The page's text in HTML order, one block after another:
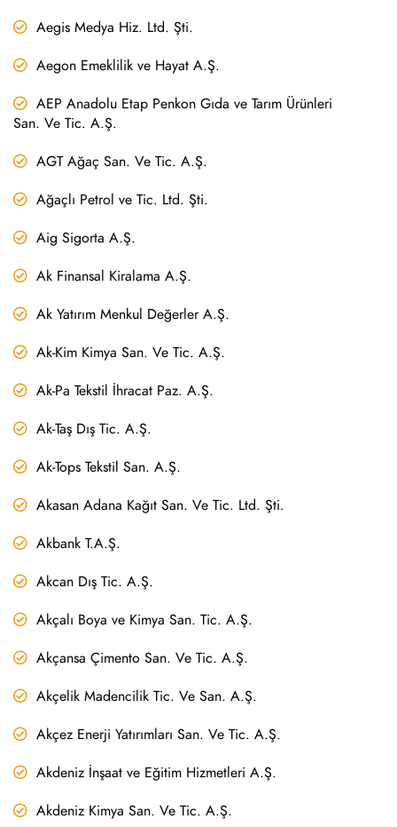
Aegis Medya Hiz. Ltd. Şti.
Aegon Emeklilik ve Hayat A.Ş.
AEP Anadolu Etap Penkon Gıda ve Tarım Ürünleri
San. Ve Tic. A.Ş.
AGT Ağaç San. Ve Tic. A.Ş.
Ağaçlı Petrol ve Tic. Ltd. Şti.
Aig Sigorta A.Ş.
Ak Finansal Kiralama A.Ş.
Ak Yatırım Menkul Değerler A.Ş.
Ak-Kim Kimya San. Ve Tic. A.Ş.
Ak-Pa Tekstil İhracat Paz. A.Ş.
Ak-Taş Dış Tic. A.Ş.
Ak-Tops Tekstil San. A.Ş.
Akasan Adana Kağıt San. Ve Tic. Ltd. Şti.
Akbank T.A.Ş.
Akcan Dış Tic. A.Ş.
Akçalı Boya ve Kimya San. Tic. A.Ş.
Akçansa Çimento San. Ve Tic. A.Ş.
Akçelik Madencilik Tic. Ve San. A.Ş.
Akçez Enerji Yatırımları San. Ve Tic. A.Ş.
Akdeniz İnşaat ve Eğitim Hizmetleri A.Ş.
Akdeniz Kimya San. Ve Tic. A.Ş.